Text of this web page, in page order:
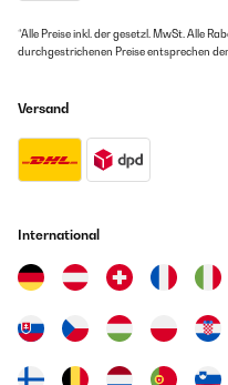
*Alle Preise inkl. der gesetzl. MwSt. Alle
durchgestrichenen Preise entsprechen
Versand
International